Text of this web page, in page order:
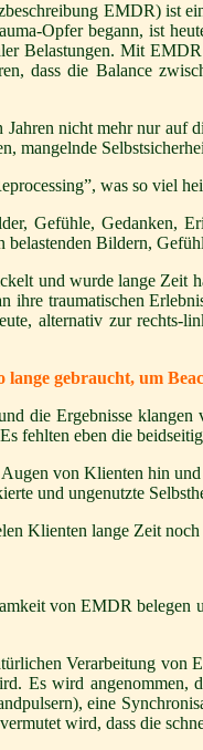
EMDR) ist
Opfer begann, ist
Belastungen. Mit
dass die Balance
nicht mehr nur auf
mangelnde
was so viel
Gefühle, Gedanken,
Bildern,
und wurde lange Zeit
ihre traumatischen
alternativ zur rechts-
gebraucht, um
die Ergebnisse
fehlten eben die
von Klienten hin
und ungenutzte
Klienten lange Zeit
von EMDR belegen
Verarbeitung
Es wird
eine
wird, dass die